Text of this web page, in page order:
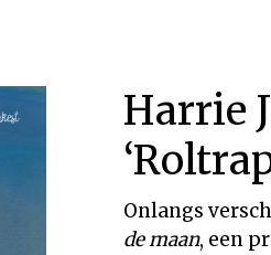
Samenwerken
Harrie
Onlangs
de maan, een